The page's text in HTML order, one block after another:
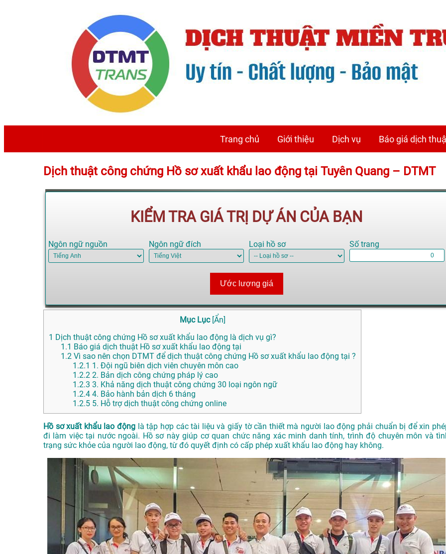
Trang chủ Giới thiệu Dịch vụ Báo giá dịch
Dịch thuật công chứng Hồ sơ xuất khẩu lao động tại Tuyên Quang – DTMT
KIỂM TRA GIÁ TRỊ DỰ ÁN CỦA BẠN
Ngôn ngữ nguồn Ngôn ngữ đích Loại hồ sơ Số trang
Ước lượng giá
Mục Lục [Ẩn]
1 Dịch thuật công chứng Hồ sơ xuất khẩu lao động là dịch vụ gì?
1.1 Báo giá dịch thuật Hồ sơ xuất khẩu lao động tại
1.2 Vì sao nên chọn DTMT để dịch thuật công chứng Hồ sơ xuất khẩu lao động tại ?
1.2.1 1. Đội ngũ biên dịch viên chuyên môn cao
1.2.2 2. Bản dịch công chứng pháp lý cao
1.2.3 3. Khả năng dịch thuật công chứng 30 loại ngôn ngữ
1.2.4 4. Bảo hành bản dịch 6 tháng
1.2.5 5. Hỗ trợ dịch thuật công chứng online
Hồ sơ xuất khẩu lao động là tập hợp các tài liệu và giấy tờ cần thiết mà người lao động phải chuẩn bị để xin
đi làm việc tại nước ngoài. Hồ sơ này giúp cơ quan chức năng xác minh danh tính, trình độ chuyên môn và
trạng sức khỏe của người lao động, từ đó quyết định có cấp phép xuất khẩu lao động hay không.